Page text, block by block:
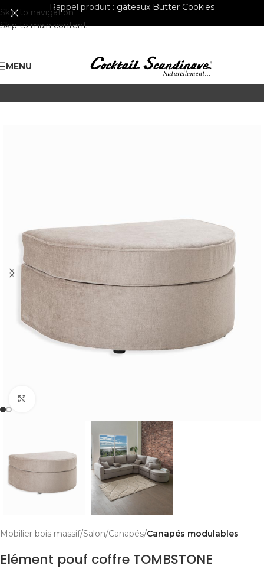
Skip to navigation
Skip to main content
Rappel produit : gâteaux Butter Cookies
MENU
Mobilier bois massif Salon Canapés Canapés modulables
Elément pouf coffre TOMBSTONE